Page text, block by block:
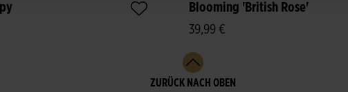
Blooming 'British Rose'
39,99 €
ZURÜCK NACH OBEN